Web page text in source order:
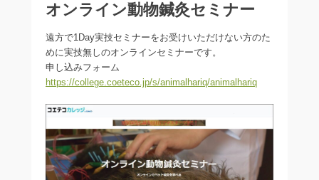
オンライン動物鍼灸セミナー
遠方で1Day実技セミナーをお受けいただけない方のた
めに実技無しのオンラインセミナーです。
申し込みフォーム
https://college.coeteco.jp/s/animalhariq/animalhariq